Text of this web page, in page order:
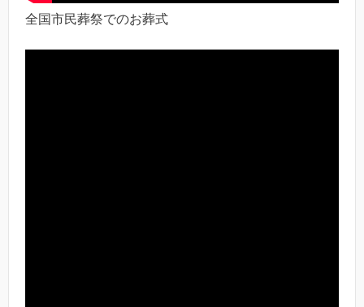
全国市民葬祭でのお葬式